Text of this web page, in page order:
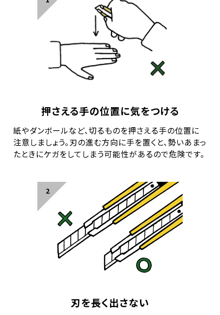
押さえる手の位置に気をつける
紙やダンボールなど、切るものを押さえる手の位置に
注意しましょう。刃の進む方向に手を置くと、勢いあまっ
たときにケガをしてしまう可能性があるので危険です。
刃を長く出さない